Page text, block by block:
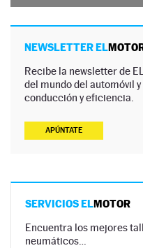
NEWSLETTER EL
Recibe la newsletter de
del mundo del automóvil
conducción y eficiencia.
APÚNTATE
SERVICIOS ELMOTOR
Encuentra los mejores
neumáticos…